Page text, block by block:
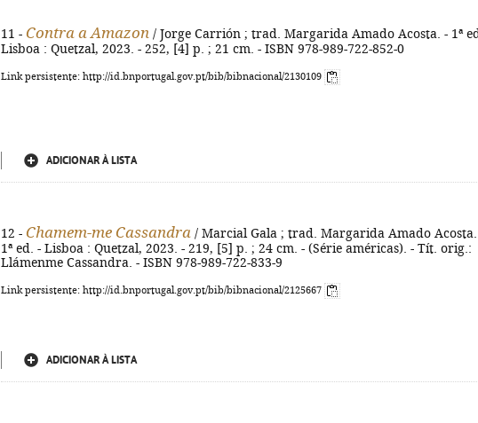
11 - Contra a Amazon / Jorge Carrión ; trad. Margarida Amado Acosta. - 1ª
Lisboa : Quetzal, 2023. - 252, [4] p. ; 21 cm. - ISBN 978-989-722-852-0
Link persistente: http://id.bnportugal.gov.pt/bib/bibnacional/2130109
ADICIONAR À LISTA
12 - Chamem-me Cassandra / Marcial Gala ; trad. Margarida Amado
1ª ed. - Lisboa : Quetzal, 2023. - 219, [5] p. ; 24 cm. - (Série américas). - Tít. orig.:
Llámenme Cassandra. - ISBN 978-989-722-833-9
Link persistente: http://id.bnportugal.gov.pt/bib/bibnacional/2125667
ADICIONAR À LISTA